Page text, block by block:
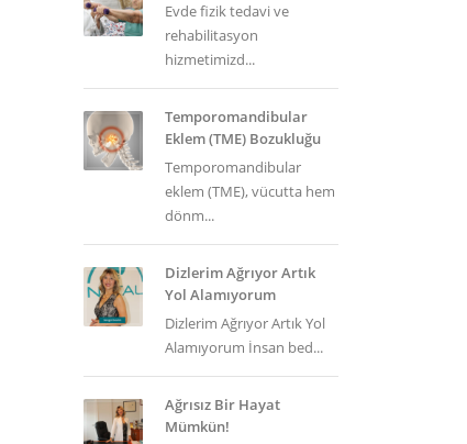
Evde fizik tedavi ve
rehabilitasyon
hizmetimizd...
Temporomandibular
Eklem (TME) Bozukluğu
Temporomandibular
eklem (TME), vücutta hem
dönm...
Dizlerim Ağrıyor Artık
Yol Alamıyorum
Dizlerim Ağrıyor Artık Yol
Alamıyorum İnsan bed...
Ağrısız Bir Hayat
Mümkün!